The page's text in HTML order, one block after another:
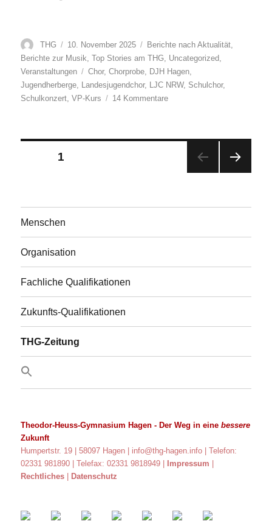
Autor
THG
Veröffentlicht
am
10. November 2025 Kategorien
Berichte nach Aktualität,
Berichte zur Musik,Top Stories am THG, Uncategorized,
Veranstaltungen
Schlagwörter
Chor,Chorprobe, DJH Hagen,
Jugendherberge, Landesjugendchor, LJC NRW, Schulchor,
Schulkonzert,VP-Kurs 14 Kommentarezu
Beitragsnavigation
1
Menschen
Organisation
Fachliche Qualifikationen
Zukunfts-Qualifikationen
THG-Zeitung
Theodor-Heuss-Gymnasium Hagen - Der Weg in einebessere
Zukunft
Humpertstr. 19 | 58097 Hagen | info@thg-hagen.info
| Telefon:
02331 981890 | Telefax: 02331 9818949 |
Impressum
Rechtliches
Datenschutz